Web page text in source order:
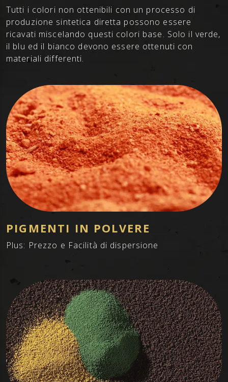
Tutti i colori non ottenibili con un processo di
produzione sintetica diretta possono essere
ricavati miscelando questi colori base. Solo il verde,
il blu ed il bianco devono essere ottenuti con
materiali differenti.
PIGMENTI IN POLVERE
Plus: Prezzo e Facilità di dispersione